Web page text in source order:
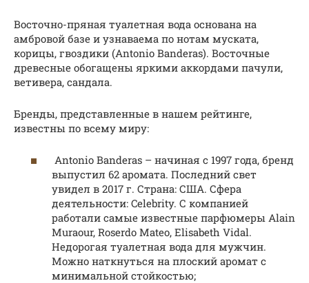
Восточно-пряная туалетная вода основана на
амбровой базе и узнаваема по нотам муската,
корицы, гвоздики (Antonio Banderas). Восточные
древесные обогащены яркими аккордами пачули,
ветивера, сандала.
Бренды, представленные в нашем рейтинге,
известны по всему миру:
Antonio Banderas – начиная с 1997 года, бренд
выпустил 62 аромата. Последний свет
увидел в 2017 г. Страна: США. Сфера
деятельности: Celebrity. С компанией
работали самые известные парфюмеры Alain
Muraour, Roserdo Mateo, Elisabeth Vidal.
Недорогая туалетная вода для мужчин.
Можно наткнуться на плоский аромат с
минимальной стойкостью;